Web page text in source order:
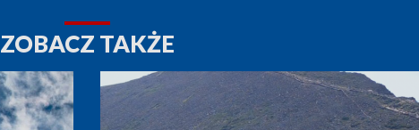
ZOBACZ TAKŻE